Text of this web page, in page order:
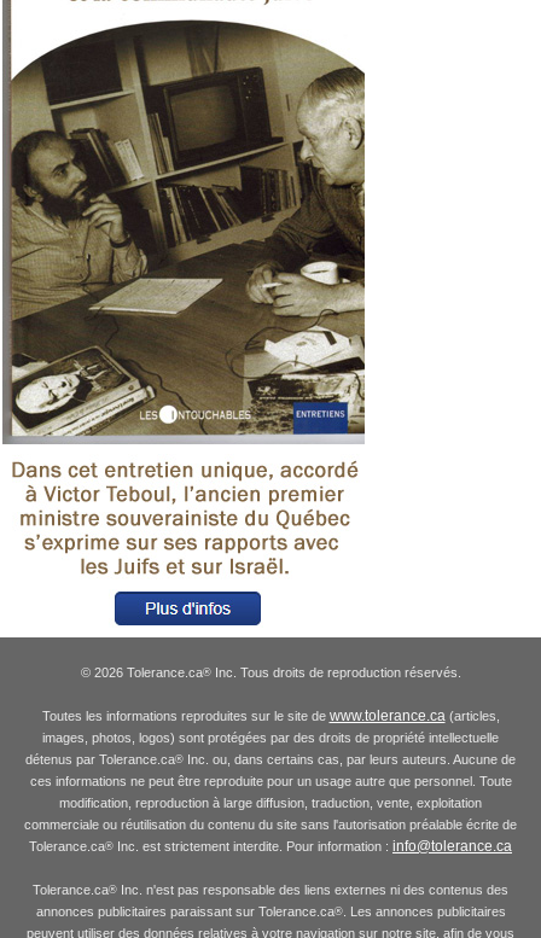
© 2026 Tolerance.ca®Inc. Tous droits de reproduction réservés.
Toutes les informations reproduites sur le site de www.tolerance.ca(articles,
images, photos, logos) sont protégées par des droits de propriété intellectuelle
détenus par Tolerance.ca® Inc. ou, dans certains cas, par leurs auteurs. Aucune de
ces informations ne peut être reproduite pour un usage autre que personnel. Toute
modification, reproduction à large diffusion, traduction, vente, exploitation
commerciale ou réutilisation du contenu du site sans l'autorisation préalable écrite de
Tolerance.ca® Inc. est strictement interdite. Pour information : info@tolerance.ca
Tolerance.ca® Inc. n'est pas responsable des liens externes ni des contenus des
annonces publicitaires paraissant sur Tolerance.ca®. Les annonces publicitaires
peuvent utiliser des données relatives à votre navigation sur notre site, afin de vous